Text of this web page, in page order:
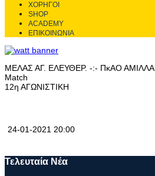
ΧΟΡΗΓΟΙ
SHOP
ACADEMY
ΕΠΙΚΟΙΝΩΝΙΑ
ΜΕΛΑΣ ΑΓ. ΕΛΕΥΘΕΡ. -:- ΠκΑΟ ΑΜΙΛΛΑ
Match
12η ΑΓΩΝΙΣΤΙΚΗ
24-01-2021 20:00
Τελευταία Νέα